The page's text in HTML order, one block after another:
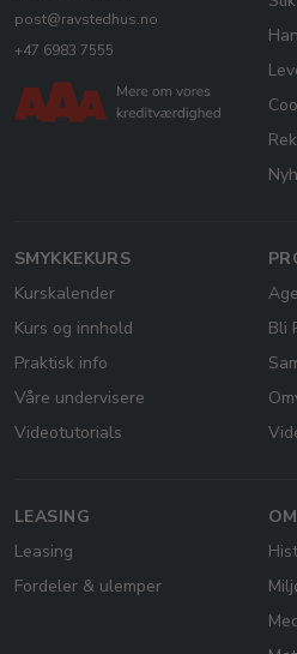
post@ravstedhus.no
+47 6983 7555
SMYKKEKURS
Kurskalender
Kurs og innhold
Praktisk info
Våre undervisere
Videotutorials
Bli
LEASING
Leasing
Fordeler & ulemper